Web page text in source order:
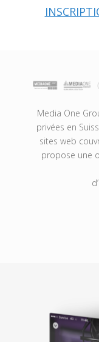
Media One
privées en
sites web
propose une